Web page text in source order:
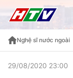
Nghệ sĩ nước ngoài
29/08/2020 23:00